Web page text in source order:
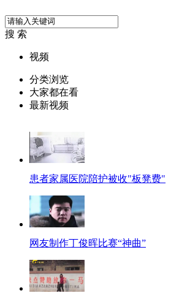
搜 索
视频
分类浏览
大家都在看
最新视频
患者家属医院陪护被收"板凳费"
网友制作丁俊晖比赛“神曲”